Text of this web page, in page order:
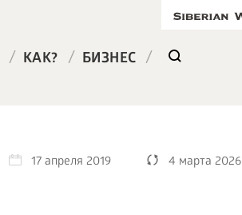
/ КАК? / БИЗНЕС /
17 апреля 2019
4 марта 2026